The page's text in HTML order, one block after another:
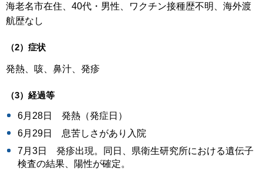
海老名市在住、40代・男性、ワクチン接種歴不明、海外渡
航歴なし
（2）症状
発熱、咳、鼻汁、発疹
（3）経過等
6月28日 発熱（発症日）
6月29日 息苦しさがあり入院
7月3日 発疹出現。同日、県衛生研究所における遺伝子
検査の結果、陽性が確定。